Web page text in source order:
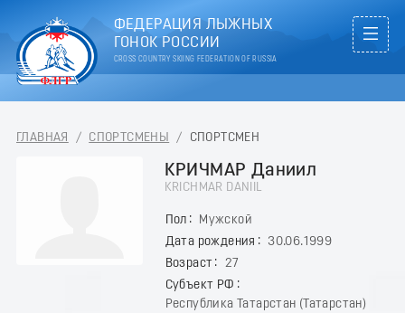
ФЕДЕРАЦИЯ ЛЫЖНЫХ
ГОНОК РОССИИ
CROSS COUNTRY SKIING FEDERATION OF RUSSIA
ГЛАВНАЯ / СПОРТСМЕНЫ / СПОРТСМЕН
КРИЧМАР Даниил
KRICHMAR DANIIL
Пол
Мужской
Дата рождения
30.06.1999
Возраст
27
Субъект РФ
Республика Татарстан (Татарстан)